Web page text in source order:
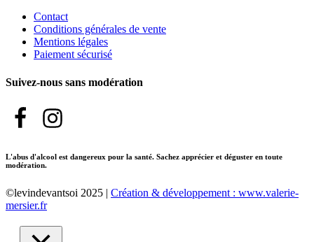
Contact
Conditions générales de vente
Mentions légales
Paiement sécurisé
Suivez-nous sans modération
L'abus d'alcool est dangereux pour la santé. Sachez apprécier et déguster en toute
modération.
©levindevantsoi 2025 | Création & développement : www.valerie-
mersier.fr